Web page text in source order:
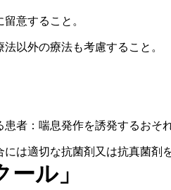
意すること。
以外の療法も考慮すること。
者：喘息発作を誘発するおそ
は適切な抗菌剤又は抗真菌
ル」